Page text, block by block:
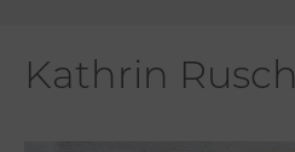
Kathrin Rusch